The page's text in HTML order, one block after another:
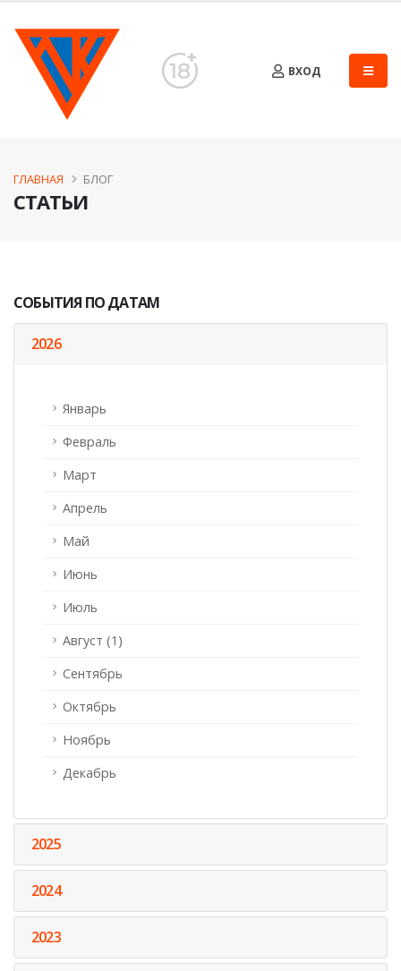
ВХОД
СТАТЬИ
ГЛАВНАЯ БЛОГ
СОБЫТИЯ ПО ДАТАМ
2026
Январь
Февраль
Март
Апрель
Май
Июнь
Июль
Август (1)
Сентябрь
Октябрь
Ноябрь
Декабрь
2025
2024
2023